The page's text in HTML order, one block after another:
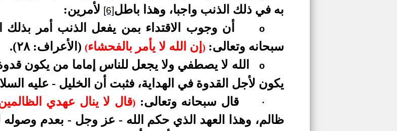
به في ذلك الذنب واجبا، وهذا باطل[6] لأمرين:
o أن وجوب الاقتداء بمن يفعل الذنب أمر بذلك
سبحانه وتعالى: ) إن الله لا يأمر بالفحشاء( (الأعراف: ٢٨).
o
الله لا يصطفي ولا يجعل للناس إماما من يكون
يكون لأجل القدوة في الهداية، فثبت أن الخليل - عليه
· قال سبحانه وتعالى: )قال لا ينال عهدي الظالمين
ظالم، وهذا العهد الذي حكم الله - عز وجل - بعدم وصوله